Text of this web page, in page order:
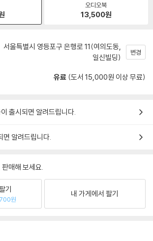
오디오북
13,500원
서울특별시 영등포구 은행로 11(여의도동,
일신빌딩)
변경
유료 (도서 15,000원 이상 무료)
출시되면 알려드립니다.
알려드립니다.
매해 보세요.
기
원
내 가게에서 팔기